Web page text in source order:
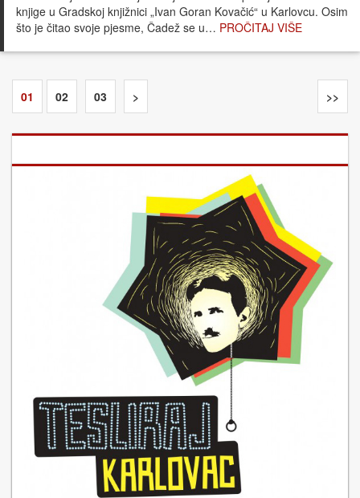
knjige u Gradskoj knjižnici „Ivan Goran Kovačić“ u Karlovcu. Osim
što je čitao svoje pjesme, Čadež se u… PROČITAJ VIŠE
01 02 03 > >>